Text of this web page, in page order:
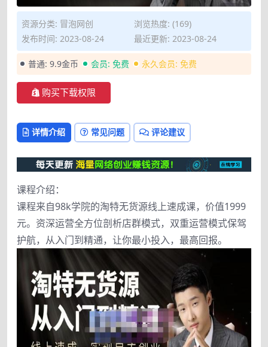
资源分类: 冒泡网创
浏览热度: (169)
发布时间: 2023-08-24
最近更新: 2023-08-24
普通: 9.9金币 会员: 免费 永久会员: 免费
购买下载权限
详情介绍 常见问题 评论建议
课程介绍：
课程来自98k学院的淘特无货源线上速成课，价值1999
元。资深运营全方位剖析店群模式，双重运营模式保驾
护航，从入门到精通，让你最小投入，最高回报。